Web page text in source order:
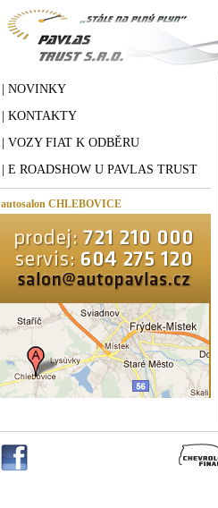
| NOVINKY
| KONTAKTY
| VOZY FIAT K ODBĚRU
| E ROADSHOW U PAVLAS TRUST
autosalon CHLEBOVICE